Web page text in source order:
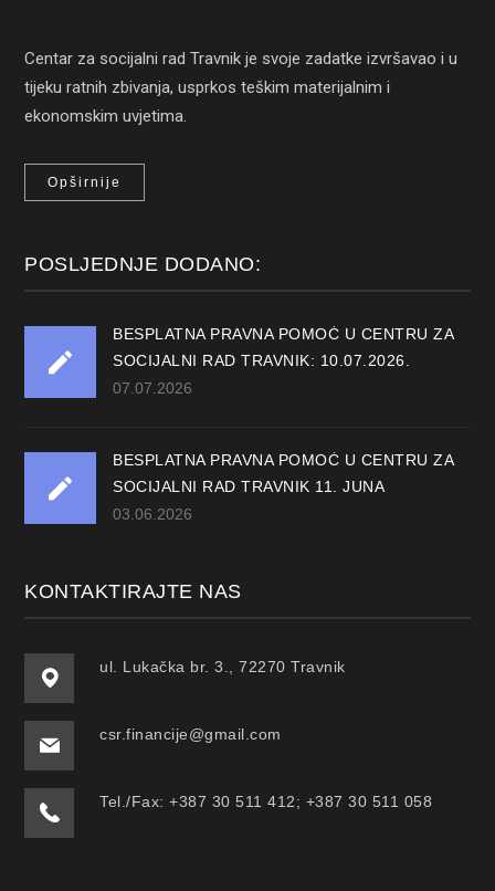
Centar za socijalni rad Travnik je svoje zadatke izvršavao i u
tijeku ratnih zbivanja, usprkos teškim materijalnim i
ekonomskim uvjetima.
Opširnije
POSLJEDNJE DODANO:
BESPLATNA PRAVNA POMOĆ U CENTRU ZA
SOCIJALNI RAD TRAVNIK: 10.07.2026.
07.07.2026
BESPLATNA PRAVNA POMOĆ U CENTRU ZA
SOCIJALNI RAD TRAVNIK 11. JUNA
03.06.2026
KONTAKTIRAJTE NAS
ul. Lukačka br. 3., 72270 Travnik
csr.financije@gmail.com
Tel./Fax: +387 30 511 412; +387 30 511 058